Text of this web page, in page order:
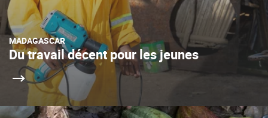
MADAGASCAR
Du travail décent pour les jeunes